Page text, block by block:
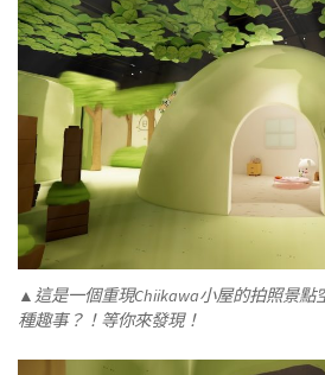
▲這是一個重現Chiikawa小屋的拍照景點
種趣事？！等你來發現！